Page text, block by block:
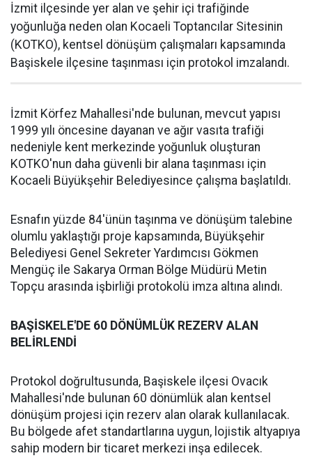
İzmit ilçesinde yer alan ve şehir içi trafiğinde
yoğunluğa neden olan Kocaeli Toptancılar Sitesinin
(KOTKO), kentsel dönüşüm çalışmaları kapsamında
Başiskele ilçesine taşınması için protokol imzalandı.
İzmit Körfez Mahallesi'nde bulunan, mevcut yapısı
1999 yılı öncesine dayanan ve ağır vasıta trafiği
nedeniyle kent merkezinde yoğunluk oluşturan
KOTKO'nun daha güvenli bir alana taşınması için
Kocaeli Büyükşehir Belediyesince çalışma başlatıldı.
Esnafın yüzde 84'ünün taşınma ve dönüşüm talebine
olumlu yaklaştığı proje kapsamında, Büyükşehir
Belediyesi Genel Sekreter Yardımcısı Gökmen
Mengüç ile Sakarya Orman Bölge Müdürü Metin
Topçu arasında işbirliği protokolü imza altına alındı.
BAŞİSKELE'DE 60 DÖNÜMLÜK REZERV ALAN
BELİRLENDİ
Protokol doğrultusunda, Başiskele ilçesi Ovacık
Mahallesi'nde bulunan 60 dönümlük alan kentsel
dönüşüm projesi için rezerv alan olarak kullanılacak.
Bu bölgede afet standartlarına uygun, lojistik altyapıya
sahip modern bir ticaret merkezi inşa edilecek.